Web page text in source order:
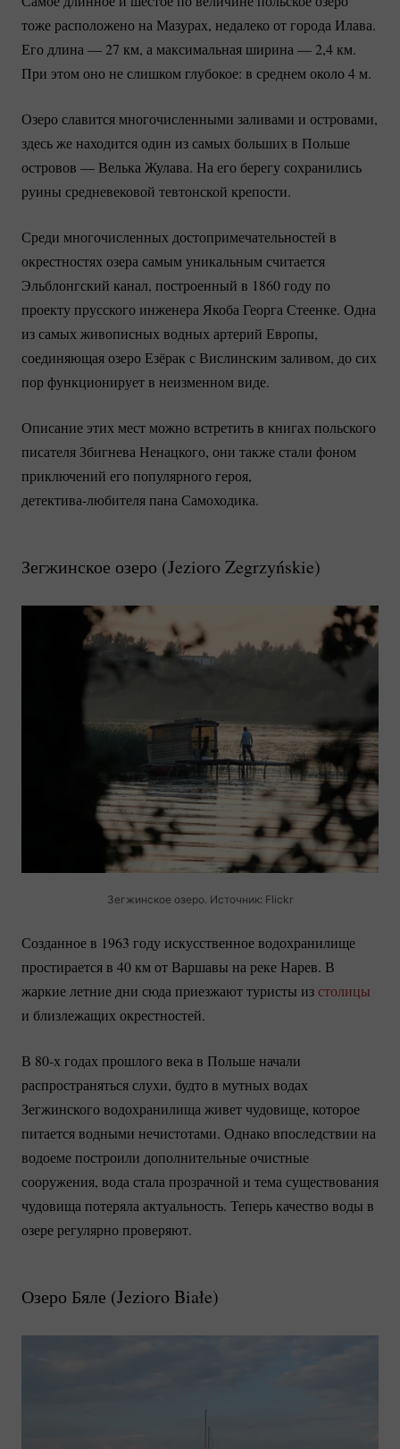
тоже расположено на Мазурах, недалеко от города Илава.
Его длина — 27 км, а максимальная ширина — 2,4 км.
При этом оно не слишком глубокое: в среднем около 4 м.
Озеро славится многочисленными заливами и островами,
здесь же находится один из самых больших в Польше
островов — Велька Жулава. На его берегу сохранились
руины средневековой тевтонской крепости.
Среди многочисленных достопримечательностей в
окрестностях озера самым уникальным считается
Эльблонгский канал, построенный в 1860 году по
проекту прусского инженера Якоба Георга Стеенке. Одна
из самых живописных водных артерий Европы,
соединяющая озеро Езёрак с Вислинским заливом, до сих
пор функционирует в неизменном виде.
Описание этих мест можно встретить в книгах польского
писателя Збигнева Ненацкого, они также стали фоном
приключений его популярного героя,
детектива-любителяпана Самоходика.
Зегжинское озеро (Jezioro Zegrzyńskie)
Зегжинское озеро. Источник: Flickr
Созданное в 1963 году искусственное водохранилище
простирается в 40 км от Варшавы на реке Нарев. В
жаркие летние дни сюда приезжают туристы изстолицы
и близлежащих окрестностей.
В 80-х годах прошлого века в Польше начали
распространяться слухи, будто в мутных водах
Зегжинского водохранилища живет чудовище, которое
питается водными нечистотами. Однако впоследствии на
водоеме построили дополнительные очистные
сооружения, вода стала прозрачной и тема существования
чудовища потеряла актуальность. Теперь качество воды в
озере регулярно проверяют.
Озеро Бяле (Jezioro Białe)